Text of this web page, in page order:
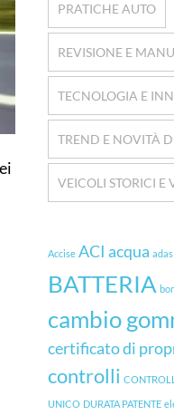
PRATICHE AUTO
REVISIONE E
TECNOLOGIA E
TREND E NOVITÀ
VEICOLI STORICI E
Accise ACI acqua adas
BATTERIA
cambio
certificato di
controlli
UNICO DURATA PATENTE